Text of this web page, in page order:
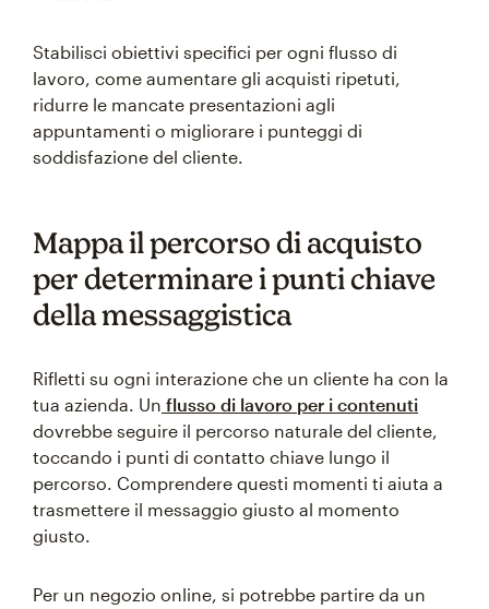
Stabilisci obiettivi specifici per ogni flusso di
lavoro, come aumentare gli acquisti ripetuti,
ridurre le mancate presentazioni agli
appuntamenti o migliorare i punteggi di
soddisfazione del cliente.
Mappa il percorso di acquisto
per determinare i punti chiave
della messaggistica
Rifletti su ogni interazione che un cliente ha con la
tua azienda. Un flusso di lavoro per i contenuti
dovrebbe seguire il percorso naturale del cliente,
toccando i punti di contatto chiave lungo il
percorso. Comprendere questi momenti ti aiuta a
trasmettere il messaggio giusto al momento
giusto.
Per un negozio online, si potrebbe partire da un